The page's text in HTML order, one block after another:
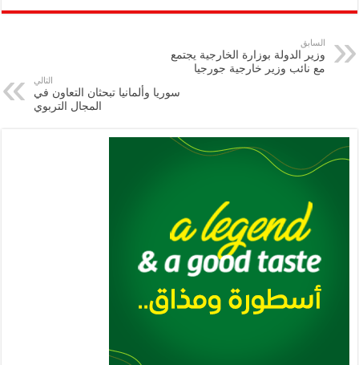
p
y
Li
eb
k
tt
nt
at
A
p
gr
ai
ar
السابق
و‎زير الدولة بوزارة الخارجية يجتمع
مع نائب وزير خارجية جورجيا
التالي
سوريا وألمانيا تبحثان التعاون في
المجال التربوي